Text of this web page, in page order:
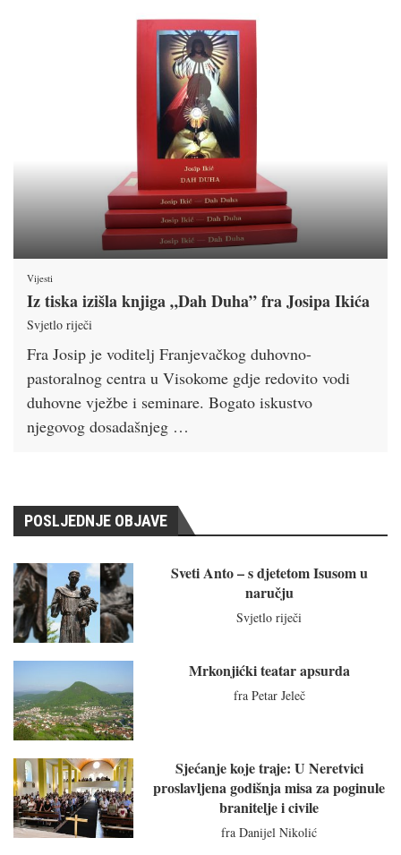
Vijesti
Iz tiska izišla knjiga „Dah Duha” fra Josipa Ikića
Svjetlo riječi
Fra Josip je voditelj Franjevačkog duhovno-
pastoralnog centra u Visokome gdje redovito vodi
duhovne vježbe i seminare. Bogato iskustvo
njegovog dosadašnjeg …
POSLJEDNJE OBJAVE
Sveti Anto – s djetetom Isusom u
naručju
Svjetlo riječi
Mrkonjićki teatar apsurda
fra Petar Jeleč
Sjećanje koje traje: U Neretvici
proslavljena godišnja misa za poginule
branitelje i civile
fra Danijel Nikolić